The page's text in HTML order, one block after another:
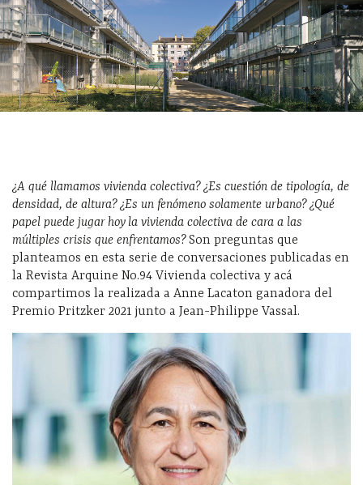
¿A qué llamamos vivienda colectiva? ¿Es cuestión de tipología, de
densidad, de altura? ¿Es un fenómeno solamente urbano? ¿Qué
papel puede jugar hoy la vivienda colectiva de cara a las
múltiples crisis que enfrentamos?Son preguntas que
planteamos en esta serie de conversaciones publicadas en
la Revista Arquine No.94 Vivienda colectiva y acá
compartimos la realizada a Anne Lacaton ganadora del
Premio Pritzker 2021 junto a Jean-Philippe Vassal.